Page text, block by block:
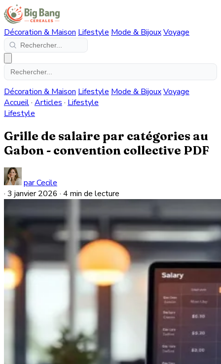
Décoration & Maison Lifestyle Mode & BijouxVoyage
Décoration & Maison Lifestyle Mode & BijouxVoyage
Accueil· Articles · Lifestyle
Lifestyle
Grille de salaire par catégories au
Gabon - convention collective PDF
par Cecile
· 3 janvier 2026 · 4 min de lecture